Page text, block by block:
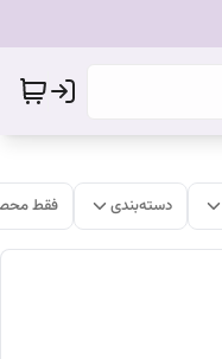
دسته‌بندی فقط